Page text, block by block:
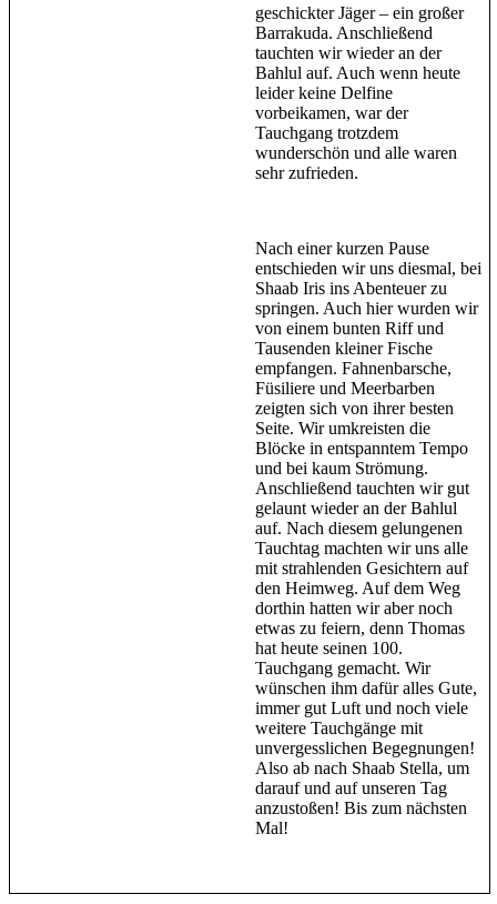
geschickter Jäger – ein großer
Barrakuda. Anschließend
tauchten wir wieder an der
Bahlul auf. Auch wenn heute
leider keine Delfine
vorbeikamen, war der
Tauchgang trotzdem
wunderschön und alle waren
sehr zufrieden.
Nach einer kurzen Pause
entschieden wir uns diesmal, bei
Shaab Iris ins Abenteuer zu
springen. Auch hier wurden wir
von einem bunten Riff und
Tausenden kleiner Fische
empfangen. Fahnenbarsche,
Füsiliere und Meerbarben
zeigten sich von ihrer besten
Seite. Wir umkreisten die
Blöcke in entspanntem Tempo
und bei kaum Strömung.
Anschließend tauchten wir gut
gelaunt wieder an der Bahlul
auf. Nach diesem gelungenen
Tauchtag machten wir uns alle
mit strahlenden Gesichtern auf
den Heimweg. Auf dem Weg
dorthin hatten wir aber noch
etwas zu feiern, denn Thomas
hat heute seinen 100.
Tauchgang gemacht. Wir
wünschen ihm dafür alles Gute,
immer gut Luft und noch viele
weitere Tauchgänge mit
unvergesslichen Begegnungen!
Also ab nach Shaab Stella, um
darauf und auf unseren Tag
anzustoßen! Bis zum nächsten
Mal!